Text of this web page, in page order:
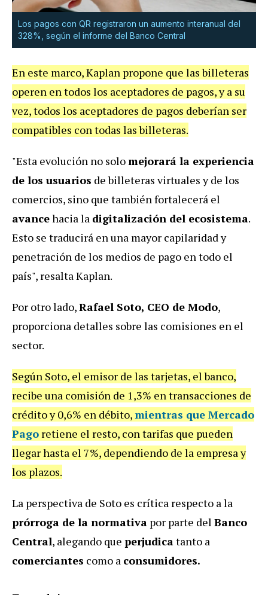
Los pagos con QR registraron un aumento interanual del
328%, según el informe del Banco Central
En este marco, Kaplan propone que las billeteras
operen en todos los aceptadores de pagos, y a su
vez, todos los aceptadores de pagos deberían ser
compatibles con todas las billeteras.
"Esta evolución no solomejorará la experiencia
de los usuarios de billeteras virtuales y de los
comercios, sino que también fortalecerá el
avancehacia la digitalización del ecosistema.
Esto se traducirá en una mayor capilaridad y
penetración de los medios de pago en todo el
país", resalta Kaplan.
Por otro lado,Rafael Soto, CEO de Modo,
proporciona detalles sobre las comisiones en el
sector.
Según Soto, el emisor de las tarjetas, el banco,
recibe una comisión de 1,3% en transacciones de
crédito y 0,6% en débito,mientras que Mercado
Pago retiene el resto, con tarifas que pueden
llegar hasta el 7%, dependiendo de la empresa y
los plazos.
La perspectiva de Soto es crítica respecto a la
prórroga de la normativa por parte del Banco
Central, alegando que perjudica tanto a
comerciantes como a consumidores.